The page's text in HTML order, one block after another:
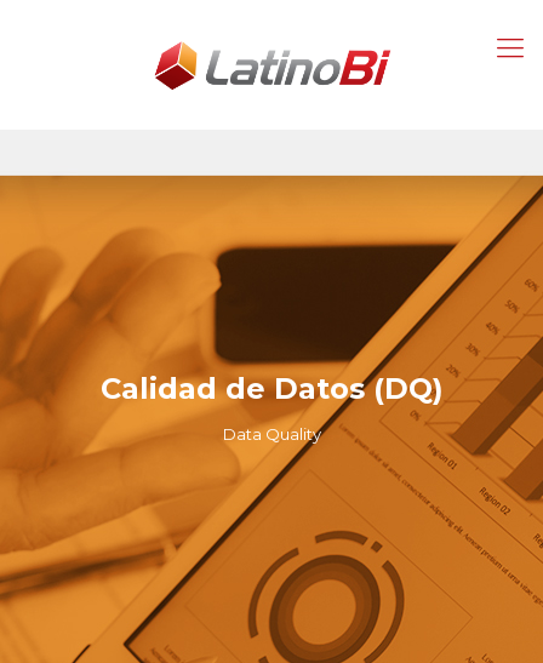
Calidad de Datos (DQ)
Data Quality